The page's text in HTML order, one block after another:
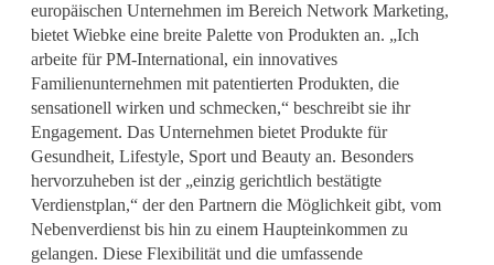
europäischen Unternehmen im Bereich Network Marketing,
bietet Wiebke eine breite Palette von Produkten an. „Ich
arbeite für PM-International, ein innovatives
Familienunternehmen mit patentierten Produkten, die
sensationell wirken und schmecken,“ beschreibt sie ihr
Engagement. Das Unternehmen bietet Produkte für
Gesundheit, Lifestyle, Sport und Beauty an. Besonders
hervorzuheben ist der „einzig gerichtlich bestätigte
Verdienstplan,“ der den Partnern die Möglichkeit gibt, vom
Nebenverdienst bis hin zu einem Haupteinkommen zu
gelangen. Diese Flexibilität und die umfassende